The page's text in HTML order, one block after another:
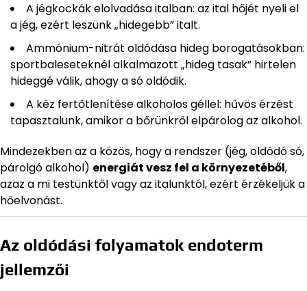
A jégkockák elolvadása italban: az ital hőjét nyeli el
a jég, ezért leszünk „hidegebb” italt.
Ammónium-nitrát oldódása hideg borogatásokban:
sportbaleseteknél alkalmazott „hideg tasak” hirtelen
hideggé válik, ahogy a só oldódik.
A kéz fertőtlenítése alkoholos géllel: hűvös érzést
tapasztalunk, amikor a bőrünkről elpárolog az alkohol.
Mindezekben az a közös, hogy a rendszer (jég, oldódó só,
párolgó alkohol) energiát vesz fel a környezetéből,
azaz a mi testünktől vagy az italunktól, ezért érzékeljük a
hőelvonást.
Az oldódási folyamatok endoterm
jellemzői